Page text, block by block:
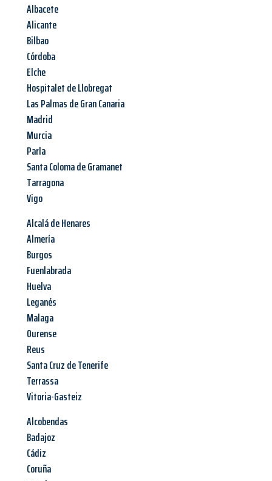
Albacete
Alicante
Bilbao
Córdoba
Elche
Hospitalet de Llobregat
Las Palmas de Gran Canaria
Madrid
Murcia
Parla
Santa Coloma de Gramanet
Tarragona
Vigo
Alcalá de Henares
Almería
Burgos
Fuenlabrada
Huelva
Leganés
Malaga
Ourense
Reus
Santa Cruz de Tenerife
Terrassa
Vitoria-Gasteiz
Alcobendas
Badajoz
Cádiz
Coruña